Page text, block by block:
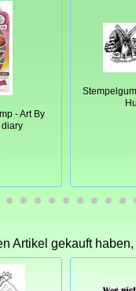
- Art By
diary
Artikel gekauft